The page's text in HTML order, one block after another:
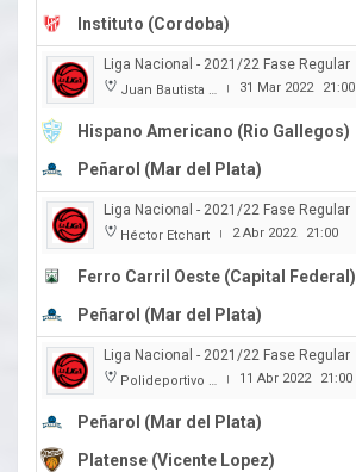
Instituto (Cordoba)
Liga Nacional - 2021/22 Fase Regular
Juan Bautista Rocha | 31 Mar 2022 21:00
Hispano Americano (Rio Gallegos)
Peñarol (Mar del Plata)
Liga Nacional - 2021/22 Fase Regular
Héctor Etchart | 2 Abr 2022 21:00
Ferro Carril Oeste (Capital Federal)
Peñarol (Mar del Plata)
Liga Nacional - 2021/22 Fase Regular
Polideportivo Islas Malvinas | 11 Abr 2022 21:00
Peñarol (Mar del Plata)
Platense (Vicente Lopez)